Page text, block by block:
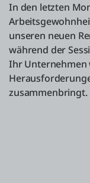
In den letzten
unseren neuen
während der
Ihr Unternehmen
zusammenbringt.